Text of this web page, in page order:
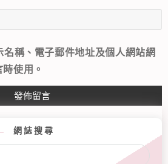
名稱、電子郵件地址及個人網站網
使用。
網誌搜尋